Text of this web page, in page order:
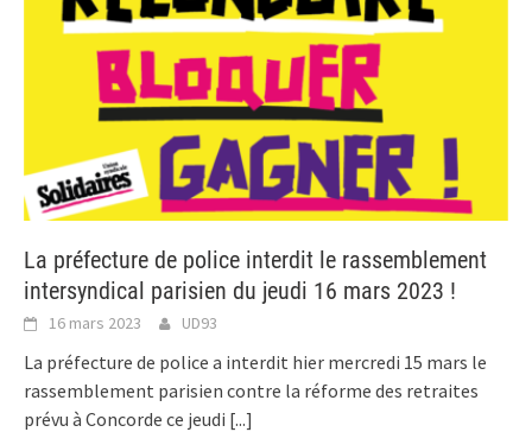
La préfecture de police interdit le rassemblement
intersyndical parisien du jeudi 16 mars 2023 !
16 mars 2023 UD93
La préfecture de police a interdit hier mercredi 15 mars le
rassemblement parisien contre la réforme des retraites
prévu à Concorde ce jeudi [...]